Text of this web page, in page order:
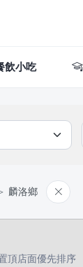
飲小吃
麟洛鄉
頂店面優先排序